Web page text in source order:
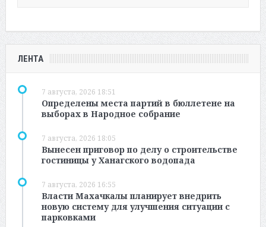
ЛЕНТА
7 августа, 2026 18:51
Определены места партий в бюллетене на
выборах в Народное собрание
7 августа, 2026 18:05
Вынесен приговор по делу о строительстве
гостиницы у Ханагского водопада
7 августа, 2026 16:55
Власти Махачкалы планирует внедрить
новую систему для улучшения ситуации с
парковками